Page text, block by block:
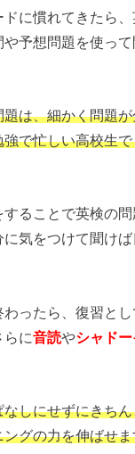
ドに慣れてきたら
予想問題を使って
は、細かく問題
で忙しい高校生
ることで英検の
気をつけて聞け
ったら、復習と
らに音読やシャド
しにせずにきち
グの力を伸ばせ